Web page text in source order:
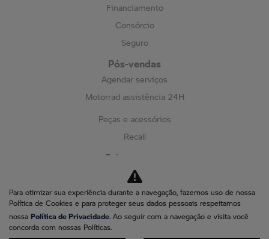
Financiamento
Consórcio
Seguro
Pós-vendas
Agendar serviços
Motorrad assistência 24H
Peças e acessórios
Recall
Fale conosco
Quem somos
Contato
Blog
Trabalhe conosco
Para otimizar sua experiência durante a navegação, fazemos uso de nossa
Política de Cookies e para proteger seus dados pessoais respeitamos
nossa Política de Privacidade. Ao seguir com a navegação e visita você
concorda com nossas Políticas.